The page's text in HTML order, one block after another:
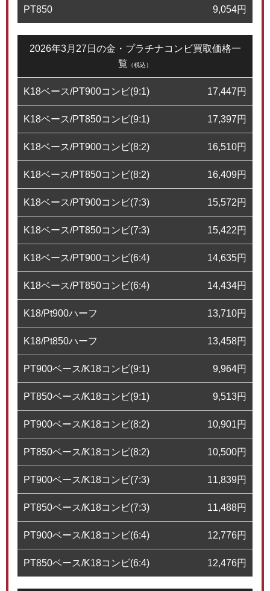
PT850 9,054円
2026年3月27日の金・プラチナコンビ買取価格一
覧 （税込）
K18ベース/PT900コンビ(9:1) 17,447円
K18ベース/PT850コンビ(9:1) 17,397円
K18ベース/PT900コンビ(8:2) 16,510円
K18ベース/PT850コンビ(8:2) 16,409円
K18ベース/PT900コンビ(7:3) 15,572円
K18ベース/PT850コンビ(7:3) 15,422円
K18ベース/PT900コンビ(6:4) 14,635円
K18ベース/PT850コンビ(6:4) 14,434円
K18/Pt900ハーフ 13,710円
K18/Pt850ハーフ 13,458円
PT900ベース/K18コンビ(9:1) 9,964円
PT850ベース/K18コンビ(9:1) 9,513円
PT900ベース/K18コンビ(8:2) 10,901円
PT850ベース/K18コンビ(8:2) 10,500円
PT900ベース/K18コンビ(7:3) 11,839円
PT850ベース/K18コンビ(7:3) 11,488円
PT900ベース/K18コンビ(6:4) 12,776円
PT850ベース/K18コンビ(6:4) 12,476円